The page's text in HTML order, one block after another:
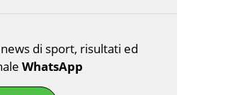
di sport, risultati ed
WhatsApp